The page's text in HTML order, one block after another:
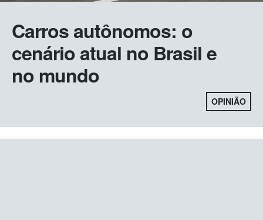
Carros autônomos: o
cenário atual no Brasil e
no mundo
OPINIÃO